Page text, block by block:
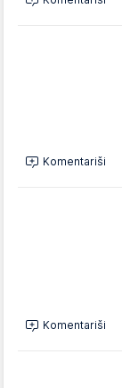
Komentariši
Komentariši